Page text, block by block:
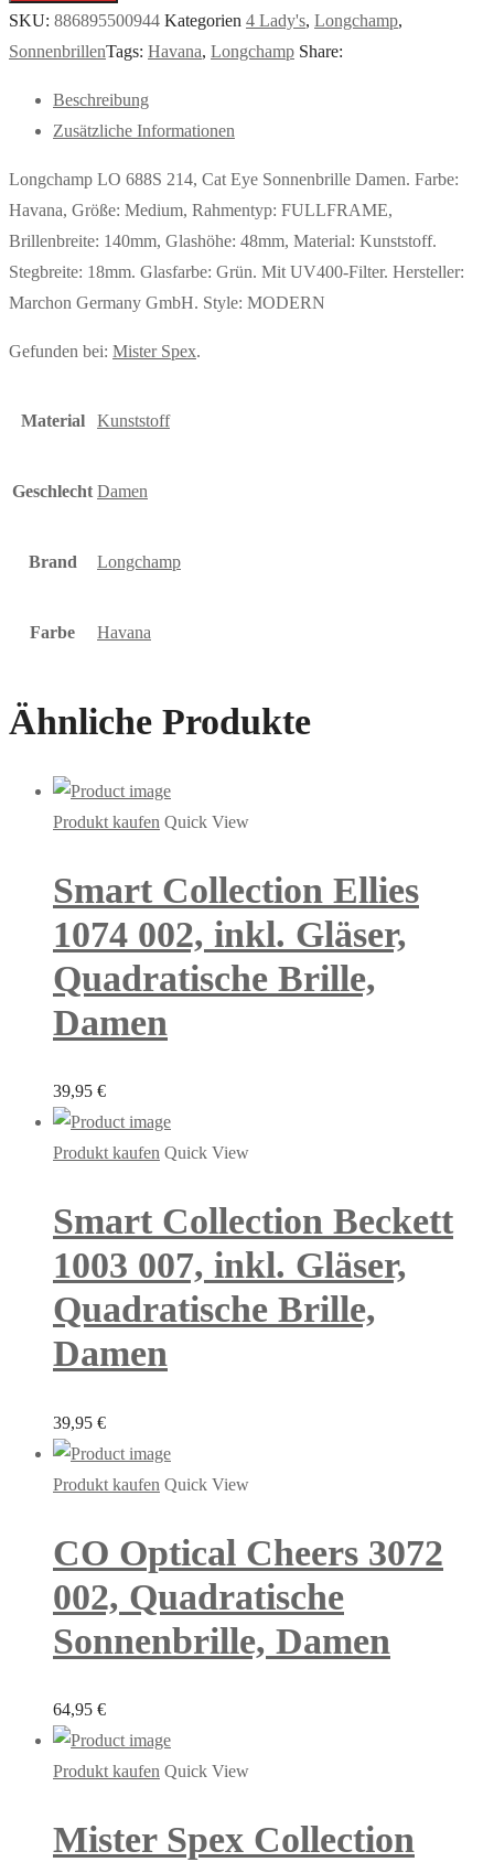
SKU: 886895500944 Kategorien 4 Lady's, Longchamp,
SonnenbrillenTags: Havana, Longchamp Share:
Beschreibung
Zusätzliche Informationen
Longchamp LO 688S 214, Cat Eye Sonnenbrille Damen. Farbe:
Havana, Größe: Medium, Rahmentyp: FULLFRAME,
Brillenbreite: 140mm, Glashöhe: 48mm, Material: Kunststoff.
Stegbreite: 18mm. Glasfarbe: Grün. Mit UV400-Filter. Hersteller:
Marchon Germany GmbH. Style: MODERN
Gefunden bei: Mister Spex.
Material Kunststoff
Geschlecht Damen
Brand Longchamp
Farbe Havana
Ähnliche Produkte
Produkt kaufen Quick View
Smart Collection Ellies
1074 002, inkl. Gläser,
Quadratische Brille,
Damen
39,95 €
Produkt kaufen Quick View
Smart Collection Beckett
1003 007, inkl. Gläser,
Quadratische Brille,
Damen
39,95 €
Produkt kaufen Quick View
CO Optical Cheers 3072
002, Quadratische
Sonnenbrille, Damen
64,95 €
Produkt kaufen Quick View
Mister Spex Collection